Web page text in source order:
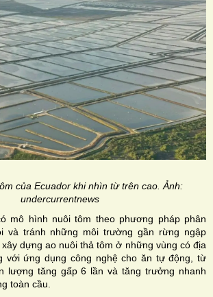
của Ecuador khi nhìn từ trên cao. Ảnh:
undercurrentnews
mô hình nuôi tôm theo phương pháp phân
và tránh những môi trường gần rừng ngập
dựng ao nuôi thả tôm ở những vùng có địa
với ứng dụng công nghệ cho ăn tự động, từ
lượng tăng gấp 6 lần và tăng trưởng nhanh
toàn cầu.